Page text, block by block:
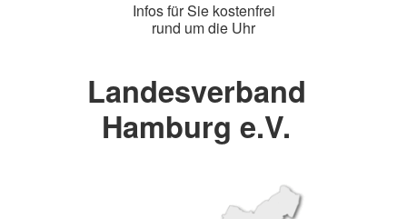
Infos für Sie kostenfrei
rund um die Uhr
Landesverband
Hamburg e.V.